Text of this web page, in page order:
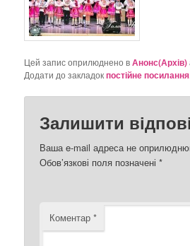
Цей запис оприлюднено вАнонс(Архів)
Додати до закладокпостійне посилання
Залишити
Ваша e-mail адреса не
Обов’язкові поля позначені*
Коментар*